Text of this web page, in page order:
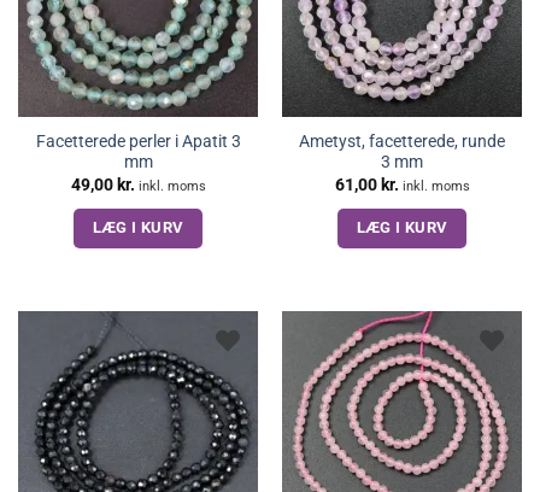
Facetterede perler i Apatit 3
mm
49,00 kr. inkl. moms
LÆG I KURV
Ametyst, facetterede, runde
3 mm
61,00 kr. inkl. moms
LÆG I KURV